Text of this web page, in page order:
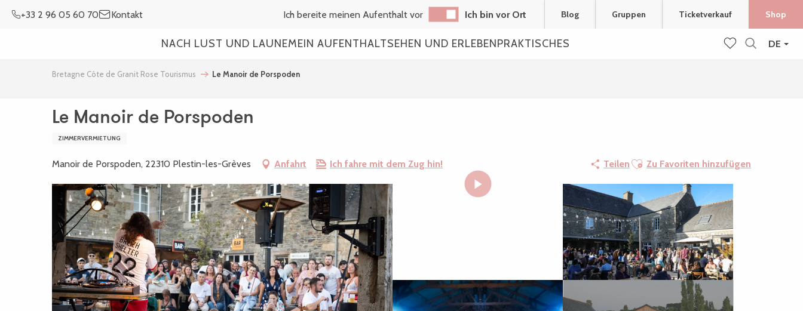
DE
+33 2 96 05 60 70 Kontakt Ich bereite meinen Aufenthalt vor Ich bin vor Ort Blog Gruppen Ticketverkauf Shop
NACH LUST UND LAUNEMEIN AUFENTHALTSEHEN UND ERLEBENPRAKTISCHES
Bretagne Côte de Granit Rose Tourismus Le Manoir de Porspoden
Le Manoir de Porspoden
ZIMMERVERMIETUNG
Manoir de Porspoden, 22310 Plestin-les-Grèves Anfahrt Ich fahre mit dem Zug hin! Teilen Ajouter aux favoris
Zu Favoriten hinzufügen